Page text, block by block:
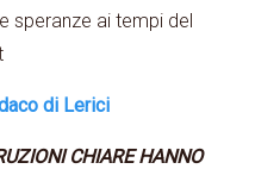
speranze ai tempi del
di Lerici
CHIARE HANNO